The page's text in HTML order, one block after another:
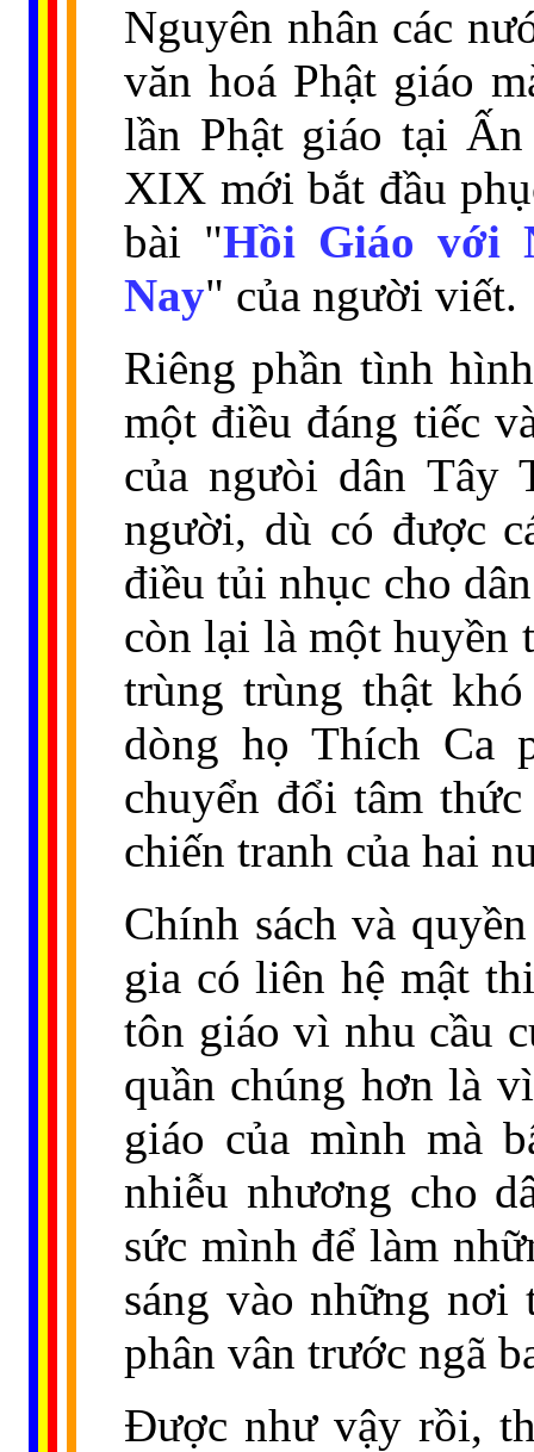
Nguyên nhân các
văn hoá Phật giáo
lần Phật giáo tại
XIX mới bắt đầu
bài "Hồi Giáo với
Nay" của người viết.
Riêng phần tình
một điều đáng tiếc
của ngưòi dân Tây
người, dù có được
điều tủi nhục cho
còn lại là một huyền
trùng trùng thật
dòng họ Thích Ca
chuyển đổi tâm
chiến tranh của hai
Chính sách và
gia có liên hệ mật
tôn giáo vì nhu cầu
quần chúng hơn là
giáo của mình mà
nhiễu nhương cho
sức mình để làm
sáng vào những
phân vân trước ngã
Được như vậy rồi,